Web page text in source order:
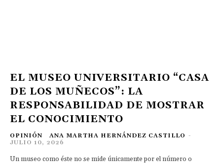
EL MUSEO UNIVERSITARIO “CASA
DE LOS MUÑECOS”: LA
RESPONSABILIDAD DE MOSTRAR
EL CONOCIMIENTO
OPINIÓN ANA MARTHA HERNÁNDEZ CASTILLO -
JULIO 10, 2026
Un museo como éste no se mide únicamente por el número o